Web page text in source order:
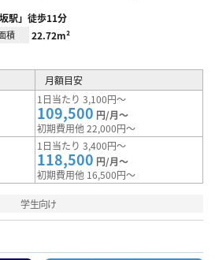
駅」徒歩11分
積 22.72m²
月額目安
1日当たり 3,100円～
109,500 円/月～
初期費用他 22,000円～
1日当たり 3,400円～
118,500 円/月～
初期費用他 16,500円～
学生向け